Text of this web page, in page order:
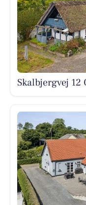
Skalbjergvej 12